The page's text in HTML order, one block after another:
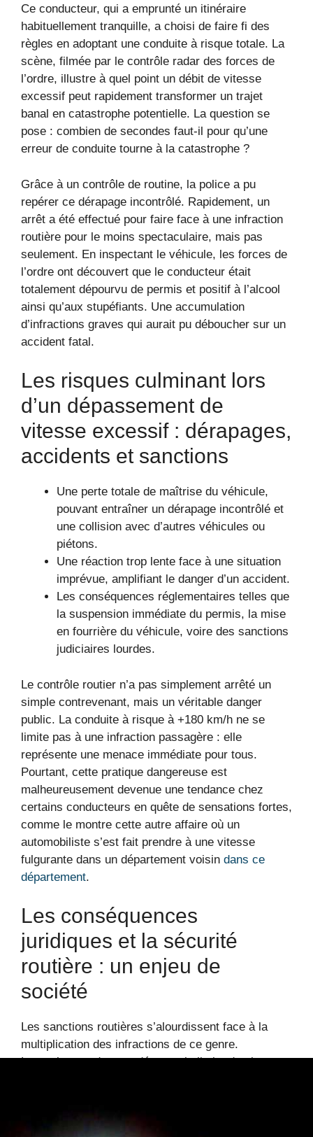
Ce conducteur, qui a emprunté un itinéraire
habituellement tranquille, a choisi de faire fi des
règles en adoptant une conduite à risque totale. La
scène, filmée par le contrôle radar des forces de
l’ordre, illustre à quel point un débit de vitesse
excessif peut rapidement transformer un trajet
banal en catastrophe potentielle. La question se
pose : combien de secondes faut-il pour qu’une
erreur de conduite tourne à la catastrophe ?
Grâce à un contrôle de routine, la police a pu
repérer ce dérapage incontrôlé. Rapidement, un
arrêt a été effectué pour faire face à une infraction
routière pour le moins spectaculaire, mais pas
seulement. En inspectant le véhicule, les forces de
l’ordre ont découvert que le conducteur était
totalement dépourvu de permis et positif à l’alcool
ainsi qu’aux stupéfiants. Une accumulation
d’infractions graves qui aurait pu déboucher sur un
accident fatal.
Les risques culminant lors
d’un dépassement de
vitesse excessif : dérapages,
accidents et sanctions
Une perte totale de maîtrise du véhicule,
pouvant entraîner un dérapage incontrôlé et
une collision avec d’autres véhicules ou
piétons.
Une réaction trop lente face à une situation
imprévue, amplifiant le danger d’un accident.
Les conséquences réglementaires telles que
la suspension immédiate du permis, la mise
en fourrière du véhicule, voire des sanctions
judiciaires lourdes.
Le contrôle routier n’a pas simplement arrêté un
simple contrevenant, mais un véritable danger
public. La conduite à risque à +180 km/h ne se
limite pas à une infraction passagère : elle
représente une menace immédiate pour tous.
Pourtant, cette pratique dangereuse est
malheureusement devenue une tendance chez
certains conducteurs en quête de sensations fortes,
comme le montre cette autre affaire où un
automobiliste s’est fait prendre à une vitesse
fulgurante dans un département voisin dans ce
département.
Les conséquences
juridiques et la sécurité
routière : un enjeu de
société
Les sanctions routières s’alourdissent face à la
multiplication des infractions de ce genre.
Lorsqu’un conducteur dépasse la limite de vitesse
comportements dangereux, mais force est de